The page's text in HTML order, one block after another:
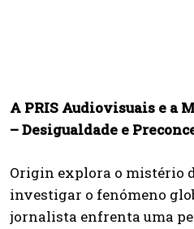
A PRIS Audiovisuais e a
– Desigualdade e
Origin explora o mistério
investigar o fenómeno
jornalista enfrenta uma